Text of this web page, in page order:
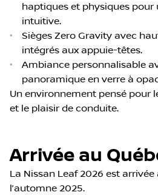
haptiques et physiques pour
intuitive.
•
Sièges Zero Gravity avec
intégrés aux appuie-têtes.
•
Ambiance personnalisable
panoramique en verre à
Un environnement pensé pour
et le plaisir de conduite.
Arrivée au
La Nissan Leaf 2026 est arrivée
l’automne 2025.